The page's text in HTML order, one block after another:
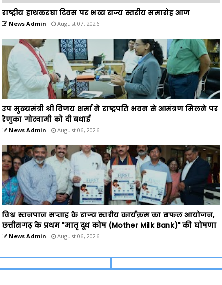
राष्ट्रीय हाथकरघा दिवस पर भव्य राज्य स्तरीय समारोह आज
News Admin August 07, 2026
उप मुख्यमंत्री श्री विजय शर्मा ने राष्ट्रपति भवन से आमंत्रण मिलने पर
रेणुका गोस्वामी को दी बधाई
News Admin August 06, 2026
विश्व स्तनपान सप्ताह के राज्य स्तरीय कार्यक्रम का सफल आयोजन,
छत्तीसगढ़ के प्रथम "मातृ दूध कोष (Mother Milk Bank)" की घोषणा
News Admin August 06, 2026